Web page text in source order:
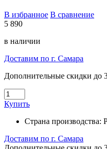
В избранное В сравнение
5 890
в наличии
Доставим по г. Самара
Дополнительные скидки до
Купить
Страна производства:
Доставим по г. Самара